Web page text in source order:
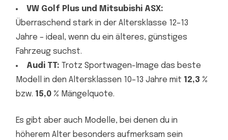
VW Golf Plus und Mitsubishi ASX:
Überraschend stark in der Altersklasse 12–13
Jahre – ideal, wenn du ein älteres, günstiges
Fahrzeug suchst.
Audi TT: Trotz Sportwagen-Image das beste
Modell in den Altersklassen 10–13 Jahre mit 12,3 %
bzw. 15,0 % Mängelquote.
Es gibt aber auch Modelle, bei denen du in
höherem Alter besonders aufmerksam sein